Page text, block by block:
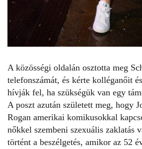
A közösségi oldalán osztotta meg
telefonszámát, és kérte kolléganőit
hívják fel, ha szükségük van egy
A poszt azután született meg, hogy
Rogan amerikai komikusokkal
nőkkel szembeni szexuális zaklatás
történt a beszélgetés, amikor az 52